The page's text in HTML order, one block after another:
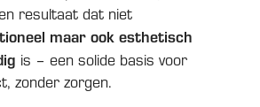
resultaat dat niet
maar ook esthetisch
is – een solide basis voor
zonder zorgen.